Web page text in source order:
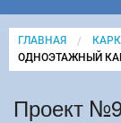
ГЛАВНАЯ
CURRENT:
ОДНОЭТАЖНЫЙ
Проект